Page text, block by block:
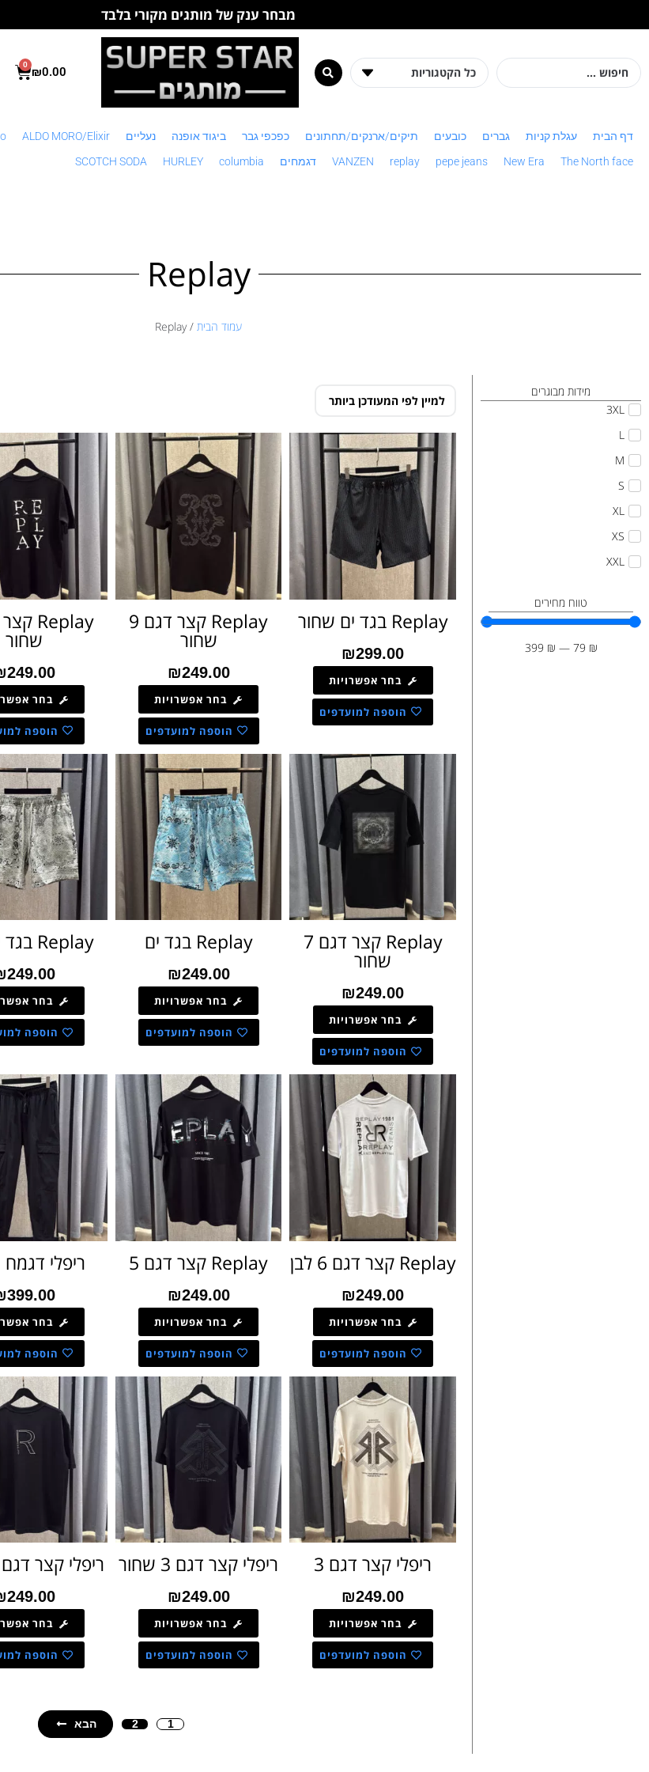
מבחר ענק של מותגים מקורי בלבד
₪0.00
0
דף הבית עגלת קניות גברים כובעים תיקים/ארנקים/תחתונים כפכפי גבר ביגוד אופנה נעליים ALDO MORO/Elixir
The North face
New Era
pepe jeans
replay
VANZEN דגמחים columbia
HURLEY
SCOTCH SODA
Replay
עמוד הבית / Replay
מידות מבוגרים
3XL
L
M
S
XL
XS
XXL
טווח מחירים
₪
79
—
₪
399
Replay בגד ים שחור
₪299.00
בחר אפשרויות
הוספה למועדפים
Replay קצר דגם 9
שחור
₪249.00
בחר אפשרויות
הוספה למועדפים
שחור
249.00
בחר
הוספה
Replay קצר דגם 7
שחור
₪249.00
בחר אפשרויות
הוספה למועדפים
Replay בגד ים
₪249.00
בחר אפשרויות
הוספה למועדפים
Replay בגד ים ירוק
249.00
בחר
הוספה
Replay קצר דגם 6 לבן
₪249.00
בחר אפשרויות
הוספה למועדפים
Replay קצר דגם 5
₪249.00
בחר אפשרויות
הוספה למועדפים
ריפלי
399.00
בחר
הוספה
ריפלי קצר דגם 3
₪249.00
בחר אפשרויות
הוספה למועדפים
ריפלי קצר דגם 3 שחור
₪249.00
בחר אפשרויות
הוספה למועדפים
ריפלי קצר דגם 2 שחור
249.00
בחר
הוספה
1
2 הבא